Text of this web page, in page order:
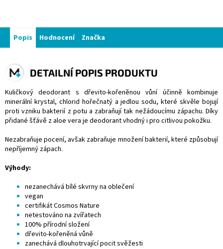
Popis Hodnocení Značka
DETAILNÍ POPIS PRODUKTU
Kuličkový deodorant s dřevito-kořeněnou vůní účinně kombinuje
minerální krystal, chlorid hořečnatý a jedlou sodu, které skvěle bojují
proti vzniku bakterií z potu a zabraňují tak nežádoucímu zápachu. Díky
přidané šťávě z aloe vera je deodorant vhodný i pro citlivou pokožku.
Nezabraňuje pocení, avšak zabraňuje množení bakterií, které způsobují
nepříjemný zápach.
Výhody:
nezanechává bílé skvrny na oblečení
vegan
certifikát Cosmos Nature
netestováno na zvířatech
100% přírodní složení
dřevito-kořeněná vůně
zanechává dlouhotrvající pocit svěžesti